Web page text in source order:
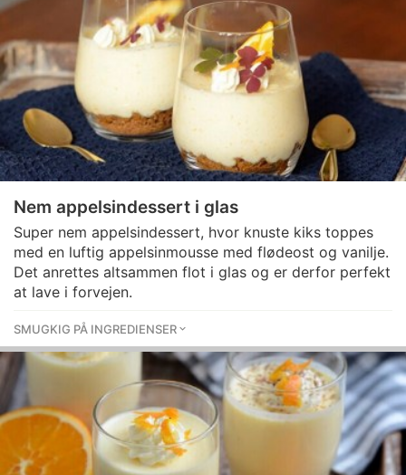
Nem appelsindessert i glas
Super nem appelsindessert, hvor knuste kiks toppes
med en luftig appelsinmousse med flødeost og vanilje.
Det anrettes altsammen flot i glas og er derfor perfekt
at lave i forvejen.
SMUGKIG PÅ INGREDIENSER